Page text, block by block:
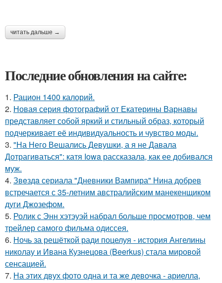
читать дальше →
Последние обновления на сайте:
1. Рацион 1400 калорий.
2. Новая серия фотографий от Екатерины Варнавы
представляет собой яркий и стильный образ, который
подчеркивает её индивидуальность и чувство моды.
3. "На Него Вешались Девушки, а я не Давала
Дотрагиваться": катя Iowa рассказала, как ее добивался
муж.
4. Звeздa сериала "Дневники Вампира" Нина добрев
встречается с 35-летним австралийским манекенщиком
дуги Джозефом.
5. Ролик с Энн хэтэуэй набрал больше просмотров, чем
трейлер самого фильма одиссея.
6. Ночь за решёткой ради поцелуя - история Ангелины
николау и Ивана Кузнецова (Beerkus) стала мировой
сенсацией.
7. На этих двух фото одна и та же девочка - ариелла,